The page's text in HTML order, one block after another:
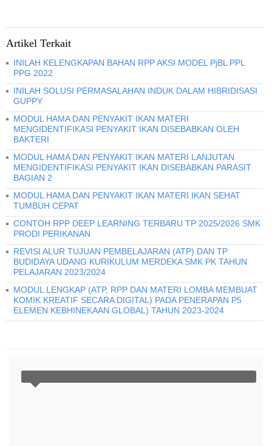
Artikel Terkait
INILAH KELENGKAPAN BAHAN RPP AKSI MODEL PjBL PPL
PPG 2022
INILAH SOLUSI PERMASALAHAN INDUK DALAM HIBRIDISASI
GUPPY
MODUL HAMA DAN PENYAKIT IKAN MATERI
MENGIDENTIFIKASI PENYAKIT IKAN DISEBABKAN OLEH
BAKTERI
MODUL HAMA DAN PENYAKIT IKAN MATERI LANJUTAN
MENGIDENTIFIKASI PENYAKIT IKAN DISEBABKAN PARASIT
BAGIAN 2
MODUL HAMA DAN PENYAKIT IKAN MATERI IKAN SEHAT
TUMBUH CEPAT
CONTOH RPP DEEP LEARNING TERBARU TP 2025/2026 SMK
PRODI PERIKANAN
REVISI ALUR TUJUAN PEMBELAJARAN (ATP) DAN TP
BUDIDAYA UDANG KURIKULUM MERDEKA SMK PK TAHUN
PELAJARAN 2023/2024
MODUL LENGKAP (ATP, RPP DAN MATERI LOMBA MEMBUAT
KOMIK KREATIF SECARA DIGITAL) PADA PENERAPAN P5
ELEMEN KEBHINEKAAN GLOBAL) TAHUN 2023-2024